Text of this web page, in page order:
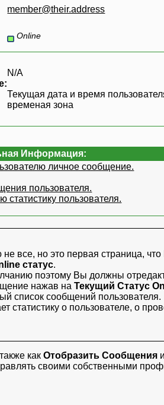
member@their.address
Online
N/A
Текущая дата и время
временая зона
Информация:
личное сообщение.
пользователя.
статистику пользователя.
все, но это первая страница,
статус.
поэтому Вы должны
нажав на Текущий Статус
список сообщений пользователя.
статистику о пользователе, о
как Отобразить Сообщенияи
своими собственными